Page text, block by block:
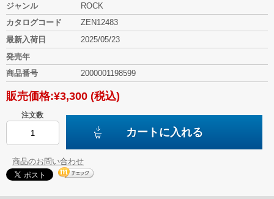
ジャンル
ROCK
カタログコード
ZEN12483
最新入荷日
2025/05/23
発売年
商品番号
2000001198599
販売価格:¥3,300 (税込)
注文数
カートに入れる
商品のお問い合わせ